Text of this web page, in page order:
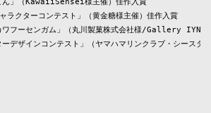
クターコンテスト」（黄金糖様主催）佳作入賞
フーセンガム」（丸川製菓株式会社様/Gallery IYN様
ザインコンテスト」（ヤマハマリンクラブ・シースタ